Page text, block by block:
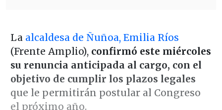
La alcaldesa de Ñuñoa, Emilia Ríos
(Frente Amplio), confirmó este miércoles
su renuncia anticipada al cargo, con el
objetivo de cumplir los plazos legales
que le permitirán postular al Congreso
el próximo año.